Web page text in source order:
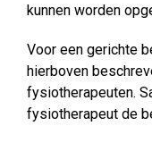
kunnen worden
Voor een gerichte
hierboven
fysiotherapeuten.
fysiotherapeut de